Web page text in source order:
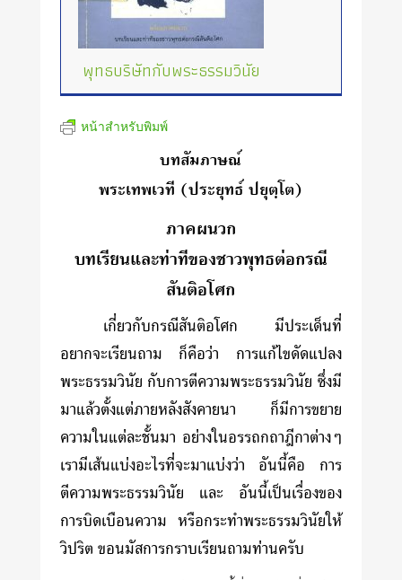
พุทธบริษัทกับพระธรรมวินัย
หน้าสำหรับพิมพ์
บทสัมภาษณ์
พระเทพเวที (ประยุทธ์ ปยุตฺโต)
ภาคผนวก
บทเรียนและท่าทีของชาวพุทธต่อกรณี
สันติอโศก
เกี่ยวกับกรณีสันติอโศก มีประเด็นที่
อยากจะเรียนถาม ก็คือว่า การแก้ไขดัดแปลง
พระธรรมวินัย กับการตีความพระธรรมวินัย ซึ่งมี
มาแล้วตั้งแต่ภายหลังสังคายนา ก็มีการขยาย
ความในแต่ละชั้นมา อย่างในอรรถกถาฎีกาต่างๆ
เรามีเส้นแบ่งอะไรที่จะมาแบ่งว่า อันนี้คือ การ
ตีความพระธรรมวินัย และ อันนี้เป็นเรื่องของ
การบิดเบือนความ หรือกระทำพระธรรมวินัยให้
วิปริต ขอนมัสการกราบเรียนถามท่านครับ